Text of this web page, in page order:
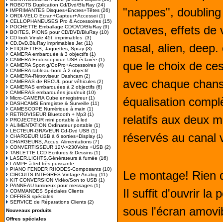
ROBOTS Duplication Cd/Dvd/BluRay (24)
IMPRIMANTES Disques+Encres+Têtes (26)
ORDI-VELO Ecran+Capteur+Accessoi (1)
CELLOPHANEUSES Pro & Accessoires (15)
POCHETTE Emballage CD/DVD/BluRay (9)
BOITES, PIONS pour CD/DVD/BluRay (10)
CD look Vinyle 45t. imprimables (3)
CD,DvD,BluRay imprimables Jet (11)
ETIQUETTES, Jaquettes, Spray (3)
CAMERA embarquée à 3 objectifs (1)
CAMERA Endoscopique USB éclairée (1)
CAMERA Sport g/GoPro+Accessoires (4)
CAMERA tableau-bord à 2 objectif
CAMERA-Rétroviseur, Dashcam (2)
CAMERAS de RECUL pour véhicules (2)
CAMERAS embarquées à 2 objectifs (6)
CAMERAS embarquées jour/nuit (10)
Micro-CAMERA Cube enregistreur(1)
DASHCAMS Enregistre & Surveille (11)
CAMESCOPE Numérique à main (1)
RETROVISEUR Bluetooth + Mp3 (1)
PROJECTEUR mini portable à led
ALIMENTATION Ordinateur portable (1)
LECTEUR-GRAVEUR Cd-Dvd USB (1)
CHARGEUR USB à 6 sorties+Display (1)
CHARGEURS, Accus, Alimentations (7)
CONVERTISSEUR 12V->230Volts +USB (2)
TABLETTE LCD Ecritures & Dessins (1)
LASER,LIGHTS,Générateurs à fumée (16)
LAMPE à led très puissante
PIANO FENDER RHODES-Composants (10)
CIRCUITS INTEGRES Vintage Analog (11)
KIT CONVERSION Vidéo/Son to USB (1)
PANNEAU lumineux pour messages (1)
COMMANDES Spéciales Clients
OFFRES spéciales
SERVICE de Réparations Clients (2)
Nouveaux produits
Offres spéciales
"nappes",
octaves, effets de
nasal, alien,
que le choix de
avec chaque
équalisation
relatifs aux deux
réservés au canal
Le montage! Rien
Il suffit d'ouvrir la
sous l'écran